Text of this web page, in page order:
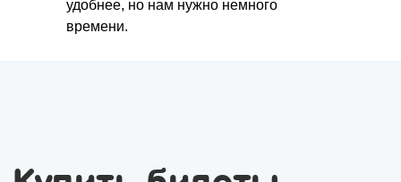
удобнее, но нам нужно немного
времени.
другие походы